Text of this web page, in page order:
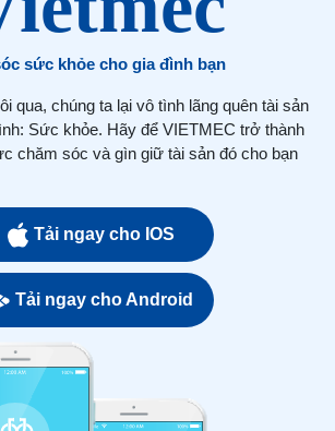
sức khỏe cho gia đình bạn
qua, chúng ta lại vô tình lãng quên tài sản
Sức khỏe. Hãy để VIETMEC trở thành
chăm sóc và gìn giữ tài sản đó cho bạn
Tải ngay cho IOS
Tải ngay cho Android